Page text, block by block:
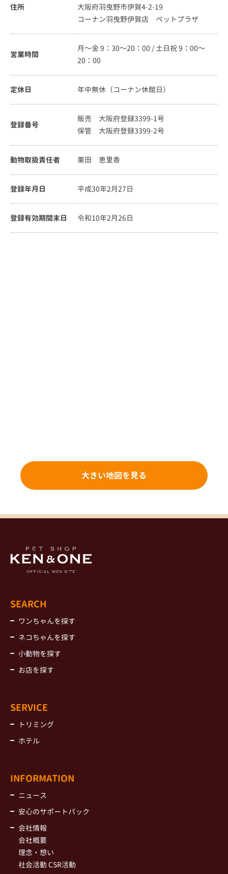
住所
大阪府羽曳野市伊賀4-2-19
コーナン羽曳野伊賀店 ペットプラザ
営業時間
月～金 9：30～20：00 / 土日祝 9：00～
20：00
定休日 年中無休（コーナン休館日）
登録番号
販売 大阪府登録3399-1号
保管 大阪府登録3399-2号
動物取扱責任者 栗田 恵里香
登録年月日 平成30年2月27日
登録有効期間末日 令和10年2月26日
大きい地図を見る
SEARCH
ワンちゃんを探す
ネコちゃんを探す
小動物を探す
お店を探す
SERVICE
トリミング
ホテル
INFORMATION
ニュース
安心のサポートパック
会社情報
会社概要
理念・想い
社会活動 CSR活動